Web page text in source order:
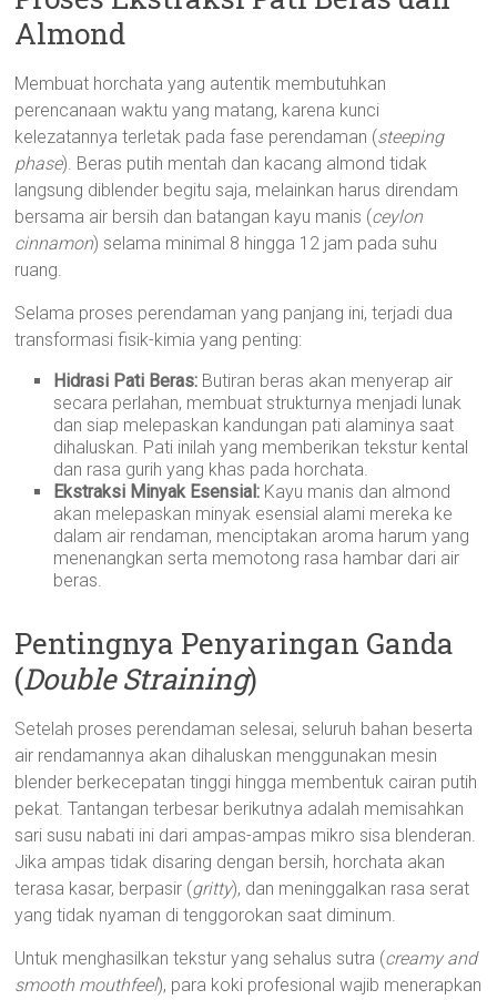
Almond
Membuat horchata yang autentik membutuhkan
perencanaan waktu yang matang, karena kunci
kelezatannya terletak pada fase perendaman (steeping
phase). Beras putih mentah dan kacang almond tidak
langsung diblender begitu saja, melainkan harus direndam
bersama air bersih dan batangan kayu manis (ceylon
cinnamon) selama minimal 8 hingga 12 jam pada suhu
ruang.
Selama proses perendaman yang panjang ini, terjadi dua
transformasi fisik-kimia yang penting:
Hidrasi Pati Beras: Butiran beras akan menyerap air
secara perlahan, membuat strukturnya menjadi lunak
dan siap melepaskan kandungan pati alaminya saat
dihaluskan. Pati inilah yang memberikan tekstur kental
dan rasa gurih yang khas pada horchata.
Ekstraksi Minyak Esensial: Kayu manis dan almond
akan melepaskan minyak esensial alami mereka ke
dalam air rendaman, menciptakan aroma harum yang
menenangkan serta memotong rasa hambar dari air
beras.
Pentingnya Penyaringan Ganda
(Double Straining)
Setelah proses perendaman selesai, seluruh bahan beserta
air rendamannya akan dihaluskan menggunakan mesin
blender berkecepatan tinggi hingga membentuk cairan putih
pekat. Tantangan terbesar berikutnya adalah memisahkan
sari susu nabati ini dari ampas-ampas mikro sisa blenderan.
Jika ampas tidak disaring dengan bersih, horchata akan
terasa kasar, berpasir (gritty), dan meninggalkan rasa serat
yang tidak nyaman di tenggorokan saat diminum.
Untuk menghasilkan tekstur yang sehalus sutra (creamy and
smooth mouthfeel), para koki profesional wajib menerapkan